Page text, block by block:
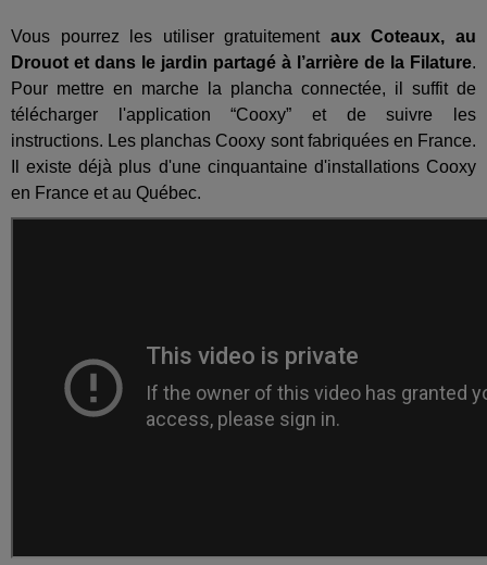
Vous pourrez les utiliser gratuitement aux Coteaux, au
Drouot et dans le jardin partagé à l’arrière de la Filature.
Pour mettre en marche la plancha connectée, il suffit de
télécharger l'application “Cooxy” et de suivre les
instructions. Les planchas Cooxy sont fabriquées en France.
Il existe déjà plus d'une cinquantaine d'installations Cooxy
en France et au Québec.